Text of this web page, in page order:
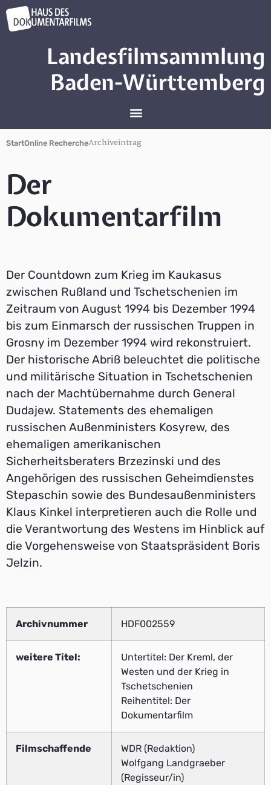
Landesfilmsammlung
Baden-Württemberg
StartOnline RechercheArchiveintrag
Der
Dokumentarfilm
Der Countdown zum Krieg im Kaukasus
zwischen Rußland und Tschetschenien im
Zeitraum von August 1994 bis Dezember 1994
bis zum Einmarsch der russischen Truppen in
Grosny im Dezember 1994 wird rekonstruiert.
Der historische Abriß beleuchtet die politische
und militärische Situation in Tschetschenien
nach der Machtübernahme durch General
Dudajew. Statements des ehemaligen
russischen Außenministers Kosyrew, des
ehemaligen amerikanischen
Sicherheitsberaters Brzezinski und des
Angehörigen des russischen Geheimdienstes
Stepaschin sowie des Bundesaußenministers
Klaus Kinkel interpretieren auch die Rolle und
die Verantwortung des Westens im Hinblick auf
die Vorgehensweise von Staatspräsident Boris
Jelzin.
Archivnummer HDF002559
weitere Titel:
Untertitel: Der Kreml, der
Westen und der Krieg in
Tschetschenien
Reihentitel: Der
Dokumentarfilm
Filmschaffende
WDR (Redaktion)
Wolfgang Landgraeber
(Regisseur/in)